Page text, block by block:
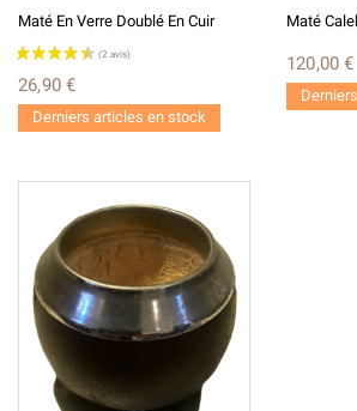
Maté En Verre Doublé En Cuir
26,90 €
Derniers articles en stock
120,00 €